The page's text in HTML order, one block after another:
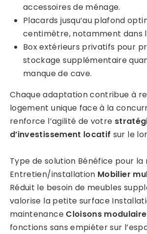
accessoires de ménage.
Placards jusqu’au plafond
centimètre, notamment dans
Box extérieurs privatifs pour
stockage supplémentaire
manque de cave.
Chaque adaptation contribue à
logement unique face à la
renforce l’agilité de votre
d’investissement locatif sur le
Type de solution Bénéfice pour
Entretien/installation Mobilier
Réduit le besoin de meubles
valorise la petite surface
maintenance Cloisons
fonctions sans empiéter sur